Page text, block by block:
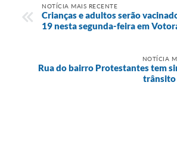
NOTÍCIA MAIS RECENTE
Crianças e adultos serão
19 nesta segunda-feira em
NOTÍCIA
Rua do bairro Protestantes tem
trânsito